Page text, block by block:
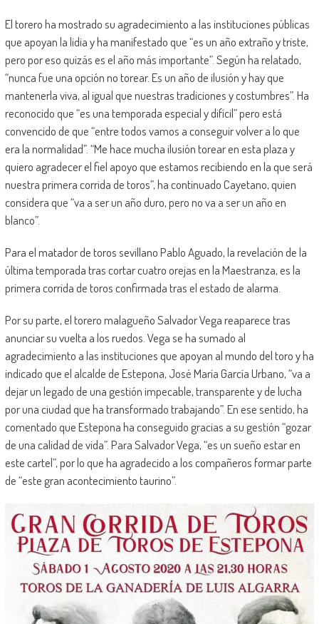
El torero ha mostrado su agradecimiento a las instituciones públicas
que apoyan la lidia y ha manifestado que “es un año extraño y triste,
pero por eso quizás es el año más importante”. Según ha relatado,
“nunca fue una opción no torear. Es un año de ilusión y hay que
mantenerla viva, al igual que nuestras tradiciones y costumbres”. Ha
reconocido que “es una temporada especial y difícil” pero está
convencido de que “entre todos vamos a conseguir volver a lo que
era la normalidad”. “Me hace mucha ilusión torear en esta plaza y
quiero agradecer el fiel apoyo que estamos recibiendo en la que será
nuestra primera corrida de toros”, ha continuado Cayetano, quien
considera que “va a ser un año duro, pero no va a ser un año en
blanco”.
Para el matador de toros sevillano Pablo Aguado, la revelación de la
última temporada tras cortar cuatro orejas en la Maestranza, es la
primera corrida de toros confirmada tras el estado de alarma.
Por su parte, el torero malagueño Salvador Vega reaparece tras
anunciar su vuelta a los ruedos. Vega se ha sumado al
agradecimiento a las instituciones que apoyan al mundo del toro y ha
indicado que el alcalde de Estepona, José María García Urbano, “va a
dejar un legado de una gestión impecable, transparente y de lucha
por una ciudad que ha transformado trabajando”. En ese sentido, ha
comentado que Estepona ha conseguido gracias a su gestión “gozar
de una calidad de vida”. Para Salvador Vega, “es un sueño estar en
este cartel”, por lo que ha agradecido a los compañeros formar parte
de “este gran acontecimiento taurino”.